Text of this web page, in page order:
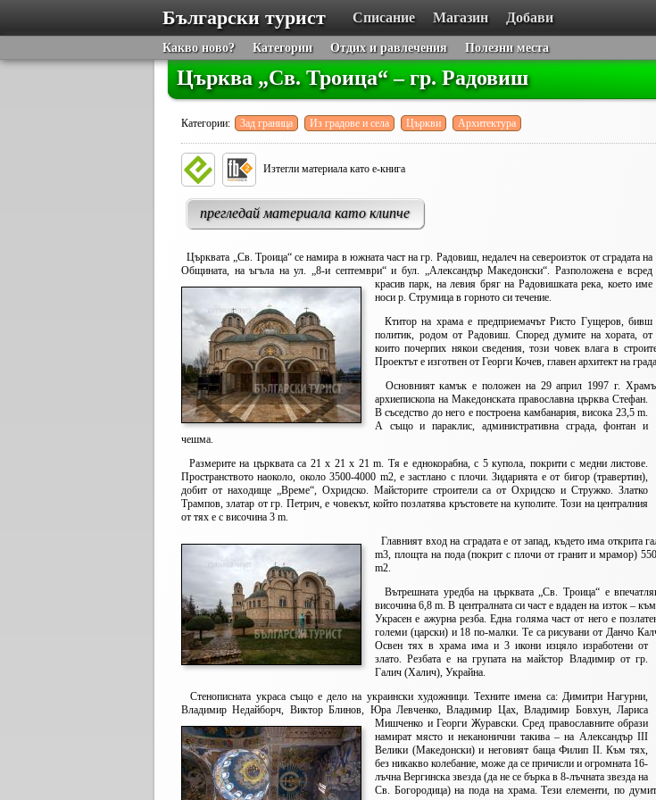
Български турист Списание Магазин Добави
Какво ново? Категории Отдих и равлечения Полезни места
Църква „Св. Троица“ – гр. Радовиш
Категории: Зад граница Из градове и села Църкви Архитектура
Изтегли материала като е-книга
прегледай материала като клипче
Църквата „Св. Троица“ се намира в южната част на гр. Радовиш, недалеч на североизток от сградата на
Общината, на ъгъла на ул. „8-и септември“ и бул. „Александър Македонски“. Разположена е всред
красив парк, на левия бряг на Радовишката река, което име
носи р. Струмица в горното си течение.
Ктитор на храма е предприемачът Ристо Гущеров, бивш
политик, родом от Радовиш. Според думите на хората, от
които почерпих някои сведения, този човек влага в
Проектът е изготвен от Георги Кочев, главен архитект на
Основният камък е положен на 29 април 1997 г.
архиепископа на Македонската православна църква Стефан.
В съседство до него е построена камбанария, висока 23,5 m.
А също и параклис, административна сграда, фонтан и
чешма.
Размерите на църквата са 21 х 21 х 21 m. Тя е еднокорабна, с 5 купола, покрити с медни листове.
Пространството наоколо, около 3500-4000 m2, е застлано с плочи. Зидарията е от бигор (травертин),
добит от находище „Време“, Охридско. Майсторите строители са от Охридско и Стружко. Златко
Трампов, златар от гр. Петрич, е човекът, който позлатява кръстовете на куполите. Този на централния
от тях е с височина 3 m.
Главният вход на сградата е от запад, където има открита
m3, площта на пода (покрит с плочи от гранит и мрамор)
m2.
Вътрешната уредба на църквата „Св. Троица“ е
височина 6,8 m. В централната си част е вдаден на изток –
Украсен е ажурна резба. Една голяма част от него е
големи (царски) и 18 по-малки. Те са рисувани от Данчо
Освен тях в храма има и 3 икони изцяло изработени от
злато. Резбата е на групата на майстор Владимир от гр.
Галич (Халич), Украйна.
Стенописната украса също е дело на украински художници. Техните имена са: Димитри Нагурни,
Владимир Недайборч, Виктор Блинов, Юра Левченко, Владимир Цах, Владимир Бовхун, Лариса
Мишченко и Георги Журавски. Сред православните образи
намират място и неканонични такива – на Александър III
Велики (Македонски) и неговият баща Филип II. Към тях,
без никакво колебание, може да се причисли и огромната 16-
лъчна Вергинска звезда (да не се бърка в 8-лъчната звезда на
Св. Богородица) на пода на храма. Тези елементи, по